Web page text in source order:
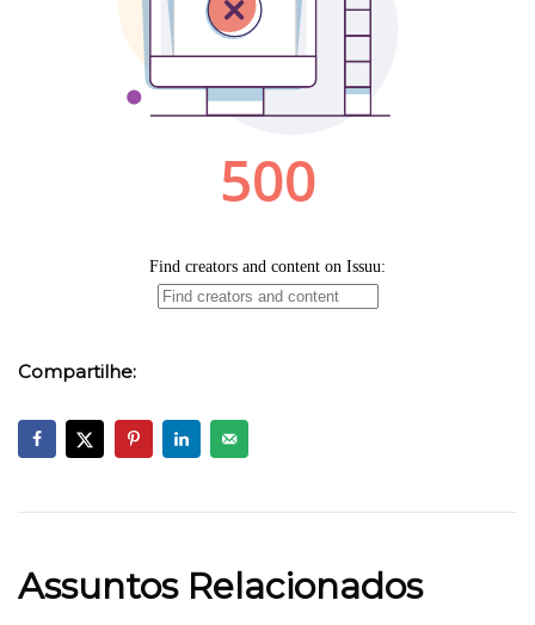
Compartilhe:
Assuntos Relacionados